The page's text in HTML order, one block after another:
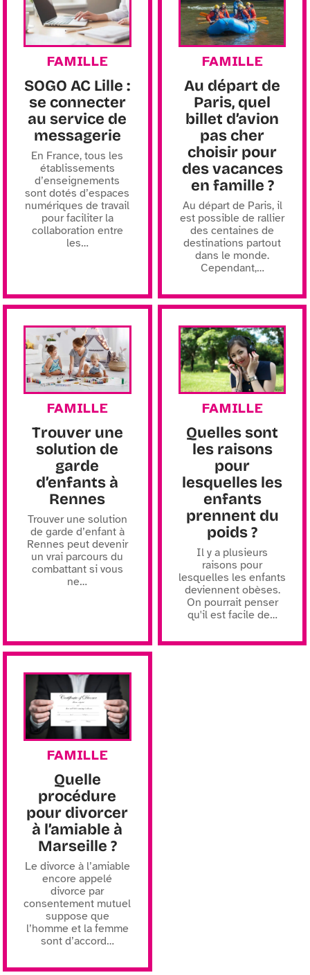
FAMILLE
SOGO AC Lille :
se connecter
au service de
messagerie
En France, tous les
établissements
d’enseignements
sont dotés d’espaces
numériques de travail
pour faciliter la
collaboration entre
les…
FAMILLE
Au départ de
Paris, quel
billet d’avion
pas cher
choisir pour
des vacances
en famille ?
Au départ de Paris, il
est possible de rallier
des centaines de
destinations partout
dans le monde.
Cependant,…
FAMILLE
Trouver une
solution de
garde
d’enfants à
Rennes
Trouver une solution
de garde d’enfant à
Rennes peut devenir
un vrai parcours du
combattant si vous
ne…
FAMILLE
Quelles sont
les raisons
pour
lesquelles les
enfants
prennent du
poids ?
Il y a plusieurs
raisons pour
lesquelles les enfants
deviennent obèses.
On pourrait penser
qu'il est facile de…
FAMILLE
Quelle
procédure
pour divorcer
à l’amiable à
Marseille ?
Le divorce à l’amiable
encore appelé
divorce par
consentement mutuel
suppose que
l’homme et la femme
sont d’accord…